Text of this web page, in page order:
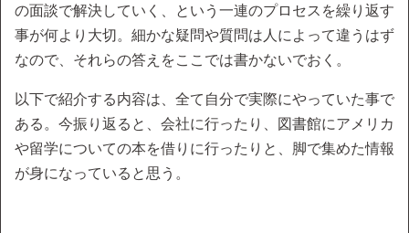
の面談で解決していく、という一連のプロセスを繰り返す
事が何より大切。細かな疑問や質問は人によって違うはず
なので、それらの答えをここでは書かないでおく。
以下で紹介する内容は、全て自分で実際にやっていた事で
ある。今振り返ると、会社に行ったり、図書館にアメリカ
や留学についての本を借りに行ったりと、脚で集めた情報
が身になっていると思う。